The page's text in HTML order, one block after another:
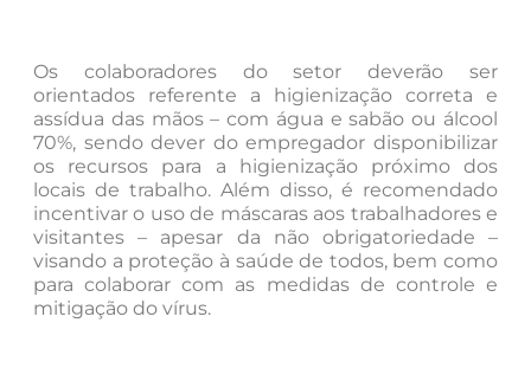
Os colaboradores do setor deverão ser
orientados referente a higienização correta e
assídua das mãos – com água e sabão ou álcool
70%, sendo dever do empregador disponibilizar
os recursos para a higienização próximo dos
locais de trabalho. Além disso, é recomendado
incentivar o uso de máscaras aos trabalhadores e
visitantes – apesar da não obrigatoriedade –
visando a proteção à saúde de todos, bem como
para colaborar com as medidas de controle e
mitigação do vírus.